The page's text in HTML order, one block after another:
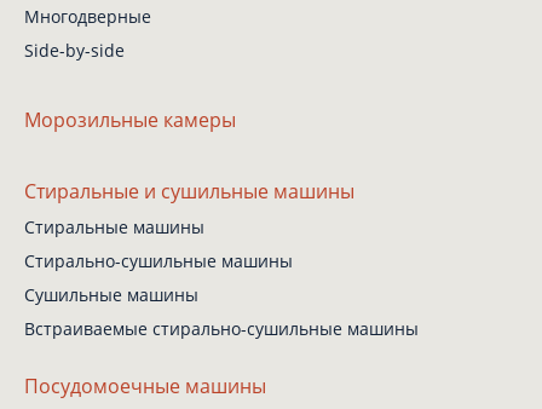
Многодверные
Side-by-side
Морозильные камеры
Стиральные и сушильные машины
Стиральные машины
Стирально-сушильные машины
Сушильные машины
Встраиваемые стирально-сушильные машины
Посудомоечные машины